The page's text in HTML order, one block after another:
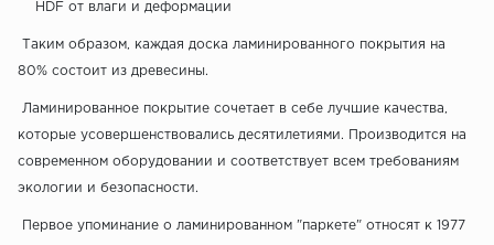
HDF от влаги и деформации
Таким образом, каждая доска ламинированного покрытия на
80% состоит из древесины.
Ламинированное покрытие сочетает в себе лучшие качества,
которые усовершенствовались десятилетиями. Производится на
современном оборудовании и соответствует всем требованиям
экологии и безопасности.
Первое упоминание о ламинированном "паркете" относят к 1977